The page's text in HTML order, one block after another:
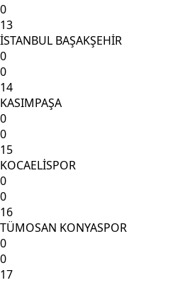
0
13
İSTANBUL BAŞAKŞEHİR
0
0
14
KASIMPAŞA
0
0
15
KOCAELİSPOR
0
0
16
TÜMOSAN KONYASPOR
0
0
17